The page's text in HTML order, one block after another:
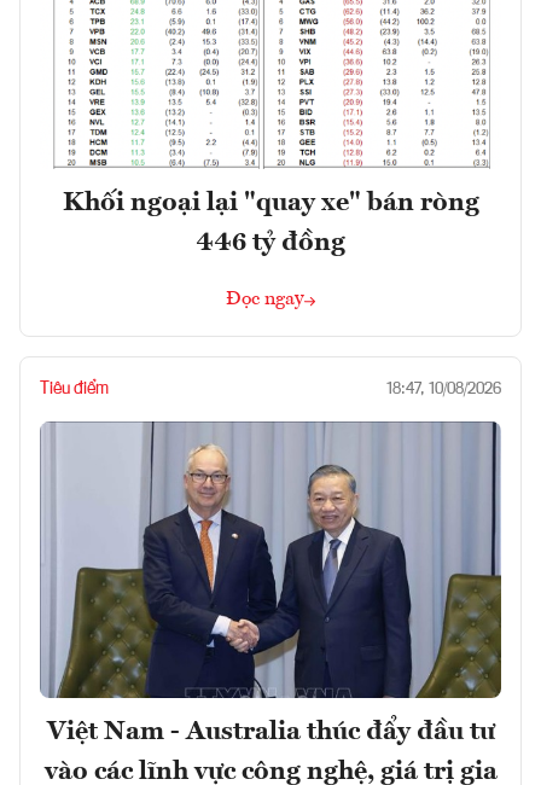
Khối ngoại lại "quay xe" bán ròng
446 tỷ đồng
Đọc ngay
Tiêu điểm 18:47, 10/08/2026
Việt Nam - Australia thúc đẩy đầu tư
vào các lĩnh vực công nghệ, giá trị gia